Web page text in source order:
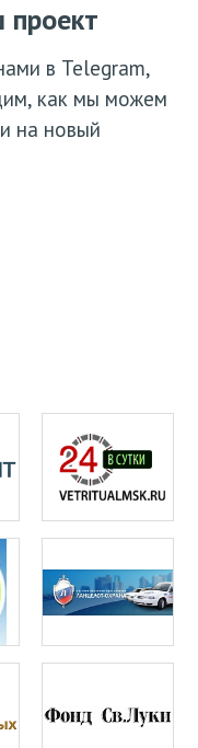
в Telegram,
как мы можем
на новый